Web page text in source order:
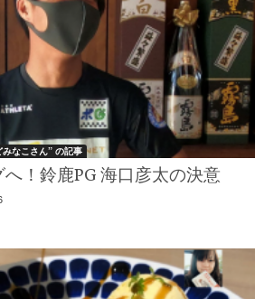
なこさん” の記事
！鈴鹿PG 海口彦太の決意